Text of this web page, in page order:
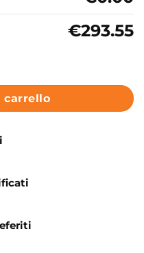
€293.55
Collezione Vis Axa
carrello